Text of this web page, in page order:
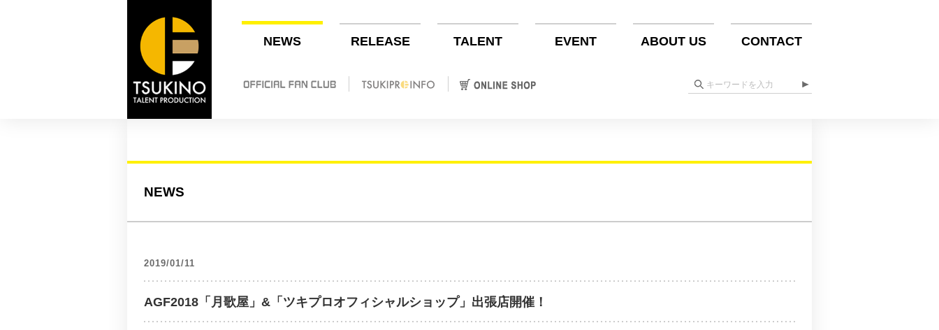
NEWS RELEASE TALENT EVENT ABOUT US CONTACT
NEWS
2019/01/11
AGF2018「月歌屋」&「ツキプロオフィシャルショップ」出張店開催！